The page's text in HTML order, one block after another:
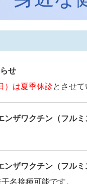
せ
）は夏季休診とさせて
ンザワクチン（フル
ンザワクチン（フル
名接種可能です。